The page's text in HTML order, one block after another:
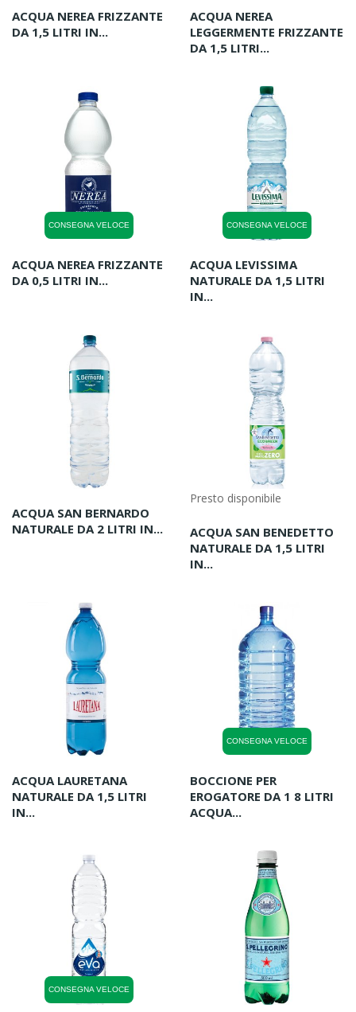
ACQUA NEREA FRIZZANTE
DA 1,5 LITRI IN...
ACQUA NEREA
LEGGERMENTE FRIZZANTE
DA 1,5 LITRI...
CONSEGNA VELOCE
ACQUA NEREA FRIZZANTE
DA 0,5 LITRI IN...
CONSEGNA VELOCE
ACQUA LEVISSIMA
NATURALE DA 1,5 LITRI
IN...
ACQUA SAN BERNARDO
NATURALE DA 2 LITRI IN...
Presto disponibile
ACQUA SAN BENEDETTO
NATURALE DA 1,5 LITRI
IN...
ACQUA LAURETANA
NATURALE DA 1,5 LITRI
IN...
CONSEGNA VELOCE
BOCCIONE PER
EROGATORE DA 1 8 LITRI
ACQUA...
CONSEGNA VELOCE